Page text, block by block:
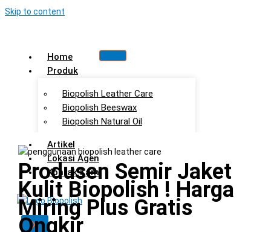
Skip to content
Home
Produk
Biopolish Leather Care
Biopolish Beeswax
Biopolish Natural Oil
Artikel
Lokasi Agen
Kontak Kami
X
Produsen Semir Jaket
Kulit Biopolish ! Harga
Miring Plus Gratis
Ongkir